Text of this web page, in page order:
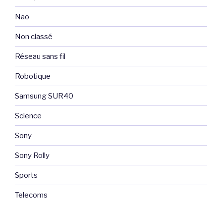
Nao
Non classé
Réseau sans fil
Robotique
Samsung SUR40
Science
Sony
Sony Rolly
Sports
Telecoms